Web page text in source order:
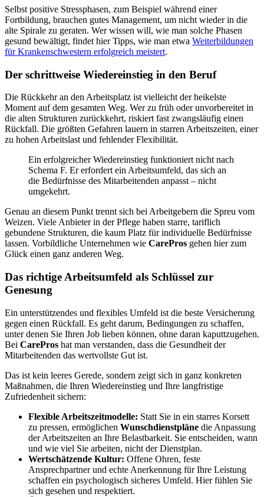
Selbst positive Stressphasen, zum Beispiel während einer
Fortbildung, brauchen gutes Management, um nicht wieder in die
alte Spirale zu geraten. Wer wissen will, wie man solche Phasen
gesund bewältigt, findet hier Tipps, wie man etwa Weiterbildungen
für Krankenschwestern erfolgreich meistert.
Der schrittweise Wiedereinstieg in den Beruf
Die Rückkehr an den Arbeitsplatz ist vielleicht der heikelste
Moment auf dem gesamten Weg. Wer zu früh oder unvorbereitet in
die alten Strukturen zurückkehrt, riskiert fast zwangsläufig einen
Rückfall. Die größten Gefahren lauern in starren Arbeitszeiten, einer
zu hohen Arbeitslast und fehlender Flexibilität.
Ein erfolgreicher Wiedereinstieg funktioniert nicht nach
Schema F. Er erfordert ein Arbeitsumfeld, das sich an
die Bedürfnisse des Mitarbeitenden anpasst – nicht
umgekehrt.
Genau an diesem Punkt trennt sich bei Arbeitgebern die Spreu vom
Weizen. Viele Anbieter in der Pflege haben starre, tariflich
gebundene Strukturen, die kaum Platz für individuelle Bedürfnisse
lassen. Vorbildliche Unternehmen wie CarePros gehen hier zum
Glück einen ganz anderen Weg.
Das richtige Arbeitsumfeld als Schlüssel zur
Genesung
Ein unterstützendes und flexibles Umfeld ist die beste Versicherung
gegen einen Rückfall. Es geht darum, Bedingungen zu schaffen,
unter denen Sie Ihren Job lieben können, ohne daran kaputtzugehen.
Bei CarePros hat man verstanden, dass die Gesundheit der
Mitarbeitenden das wertvollste Gut ist.
Das ist kein leeres Gerede, sondern zeigt sich in ganz konkreten
Maßnahmen, die Ihren Wiedereinstieg und Ihre langfristige
Zufriedenheit sichern:
Flexible Arbeitszeitmodelle: Statt Sie in ein starres Korsett
zu pressen, ermöglichen Wunschdienstpläne die Anpassung
der Arbeitszeiten an Ihre Belastbarkeit. Sie entscheiden, wann
und wie viel Sie arbeiten, nicht der Dienstplan.
Wertschätzende Kultur: Offene Ohren, feste
Ansprechpartner und echte Anerkennung für Ihre Leistung
schaffen ein psychologisch sicheres Umfeld. Hier fühlen Sie
sich gesehen und respektiert.